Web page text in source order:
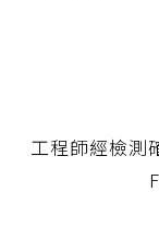
工程師經檢